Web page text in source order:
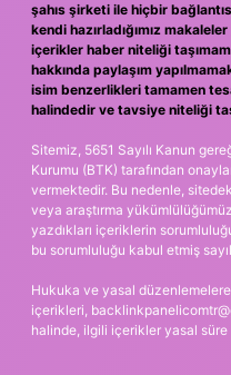
şahıs şirketi ile hiçbir
kendi hazırladığımız
içerikler haber niteliği
hakkında paylaşım
isim benzerlikleri tamamen
halindedir ve tavsiye niteliği
Sitemiz, 5651 Sayılı Kanun
Kurumu (BTK) tarafından
vermektedir. Bu nedenle,
veya araştırma
yazdıkları içeriklerin
bu sorumluluğu kabul etmiş
Hukuka ve yasal
içerikleri,
halinde, ilgili içerikler yasal süre